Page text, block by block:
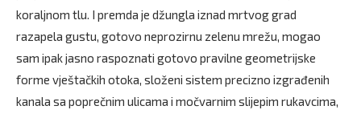
koraljnom tlu. I premda je džungla iznad mrtvog grad
razapela gustu, gotovo neprozirnu zelenu mrežu, mogao
sam ipak jasno raspoznati gotovo pravilne geometrijske
forme vještačkih otoka, složeni sistem precizno izgrađenih
kanala sa poprečnim ulicama i močvarnim slijepim rukavcima,